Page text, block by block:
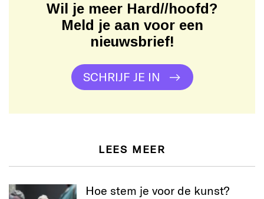
Wil je meer Hard//hoofd?
Meld je aan voor een
nieuwsbrief!
SCHRIJF JE IN
LEES MEER
Hoe stem je voor de kunst?